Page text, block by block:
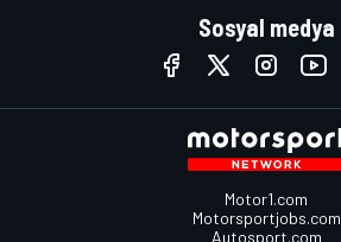
Sosyal medya
Motor1.com
Motorsportjobs.com
Autosport.com